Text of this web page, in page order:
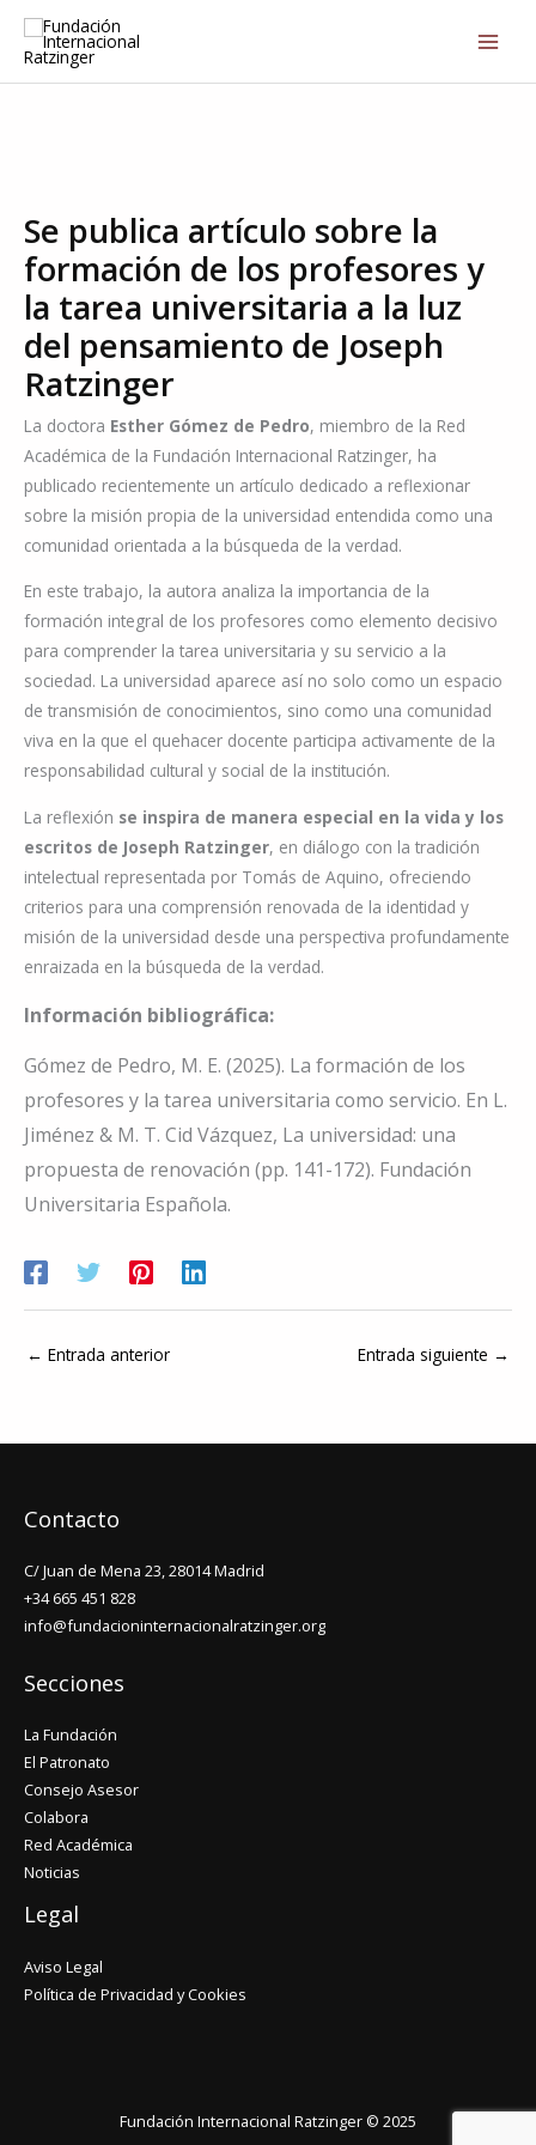
contenido
Se publica artículo sobre la
formación de los profesores y
la tarea universitaria a la luz
del pensamiento de Joseph
Ratzinger
La doctora Esther Gómez de Pedro, miembro de la Red
Académica de la Fundación Internacional Ratzinger, ha
publicado recientemente un artículo dedicado a reflexionar
sobre la misión propia de la universidad entendida como una
comunidad orientada a la búsqueda de la verdad.
En este trabajo, la autora analiza la importancia de la
formación integral de los profesores como elemento decisivo
para comprender la tarea universitaria y su servicio a la
sociedad. La universidad aparece así no solo como un espacio
de transmisión de conocimientos, sino como una comunidad
viva en la que el quehacer docente participa activamente de la
responsabilidad cultural y social de la institución.
La reflexión se inspira de manera especial en la vida y los
escritos de Joseph Ratzinger, en diálogo con la tradición
intelectual representada por Tomás de Aquino, ofreciendo
criterios para una comprensión renovada de la identidad y
misión de la universidad desde una perspectiva profundamente
enraizada en la búsqueda de la verdad.
Información bibliográfica:
Gómez de Pedro, M. E. (2025). La formación de los
profesores y la tarea universitaria como servicio. En L.
Jiménez & M. T. Cid Vázquez, La universidad: una
propuesta de renovación (pp. 141-172). Fundación
Universitaria Española.
← Entrada anterior Entrada siguiente →
Contacto
C/ Juan de Mena 23, 28014 Madrid
+34 665 451 828
info@fundacioninternacionalratzinger.org
Secciones
La Fundación
El Patronato
Consejo Asesor
Colabora
Red Académica
Noticias
Legal
Aviso Legal
Política de Privacidad y Cookies
Fundación Internacional Ratzinger © 2025